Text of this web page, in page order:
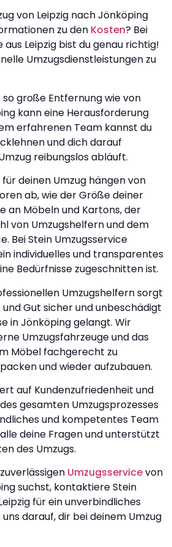
von Leipzig nach Jönköping
zu den Kosten? Bei
aus Leipzig bist du genau richtig!
Umzugsdienstleistungen zu
so große Entfernung wie von
kann eine Herausforderung
erfahrenen Team kannst du
und dich darauf
reibungslos abläuft.
deinen Umzug hängen von
ab, wie der Größe deiner
an Möbeln und Kartons, der
von Umzugshelfern und dem
Bei Stein Umzugsservice
individuelles und transparentes
Bedürfnisse zugeschnitten ist.
Umzugshelfern sorgt
und Gut sicher und unbeschädigt
in Jönköping gelangt. Wir
Umzugsfahrzeuge und das
Möbel fachgerecht zu
und wieder aufzubauen.
auf Kundenzufriedenheit und
gesamten Umzugsprozesses
und kompetentes Team
deine Fragen und unterstützt
des Umzugs.
Umzugsservicevon
suchst, kontaktiere Stein
für ein unverbindliches
darauf, dir bei deinem Umzug